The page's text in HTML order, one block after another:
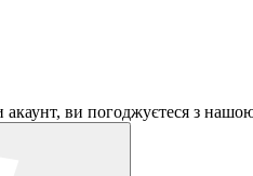
ви погоджуєтеся з